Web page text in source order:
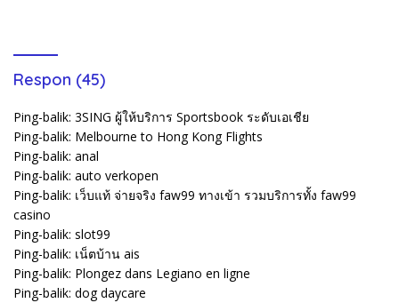
Respon (45)
Ping-balik: 3SING ผู้ให้บริการ Sportsbook ระดับเอเชีย
Ping-balik: Melbourne to Hong Kong Flights
Ping-balik: anal
Ping-balik: auto verkopen
Ping-balik: เว็บแท้ จ่ายจริง faw99 ทางเข้า รวมบริการทั้ง faw99
casino
Ping-balik: slot99
Ping-balik: เน็ตบ้าน ais
Ping-balik: Plongez dans Legiano en ligne
Ping-balik: dog daycare